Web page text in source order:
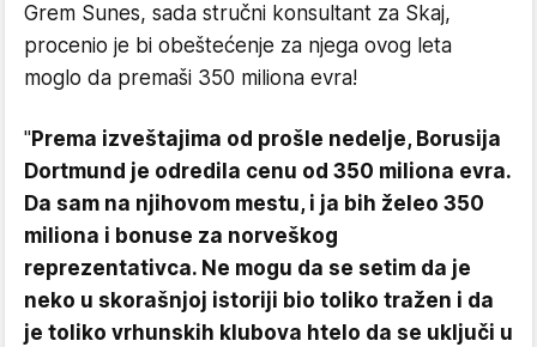
Grem Sunes, sada stručni konsultant za Skaj,
procenio je bi obeštećenje za njega ovog leta
moglo da premaši 350 miliona evra!
"Prema izveštajima od prošle nedelje, Borusija
Dortmund je odredila cenu od 350 miliona evra.
Da sam na njihovom mestu, i ja bih želeo 350
miliona i bonuse za norveškog
reprezentativca. Ne mogu da se setim da je
neko u skorašnjoj istoriji bio toliko tražen i da
je toliko vrhunskih klubova htelo da se uključi u